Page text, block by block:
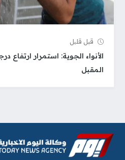
قبل قلیل
الأنواء الجوية: استمرار ارتفاع
المقبل